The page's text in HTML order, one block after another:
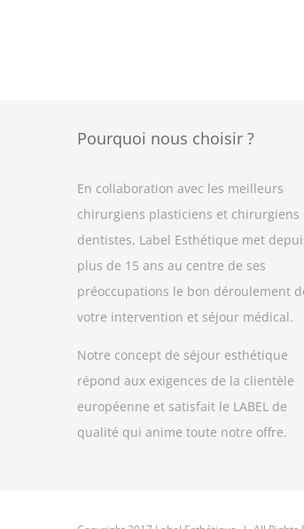
Pourquoi nous choisir ?
En collaboration avec les meilleurs
chirurgiens plasticiens et chirurgiens
dentistes, Label Esthétique met
plus de 15 ans au centre de ses
préoccupations le bon déroulement
votre intervention et séjour médical.
Notre concept de séjour esthétique
répond aux exigences de la clientèle
européenne et satisfait le LABEL de
qualité qui anime toute notre offre.